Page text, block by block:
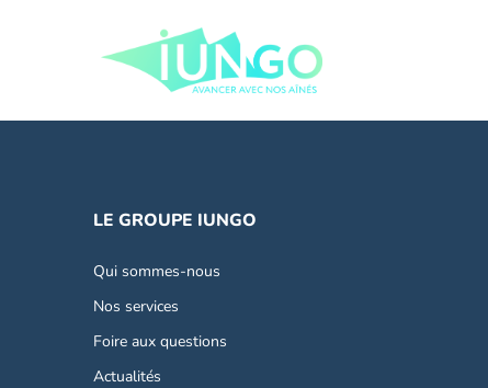
LE GROUPE IUNGO
Qui sommes-nous
Nos services
Foire aux questions
Actualités